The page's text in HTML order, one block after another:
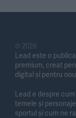
© 2026
Lead este o
premium, creat
digital și pentru
Lead e despre
temele și
sportul și cum ne